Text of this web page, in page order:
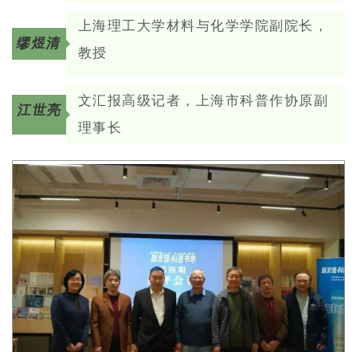
缪煜清
上海理工大学材料与化学学院副院长，
教授
江世亮
文汇报高级记者，上海市科普作协原副
理事长